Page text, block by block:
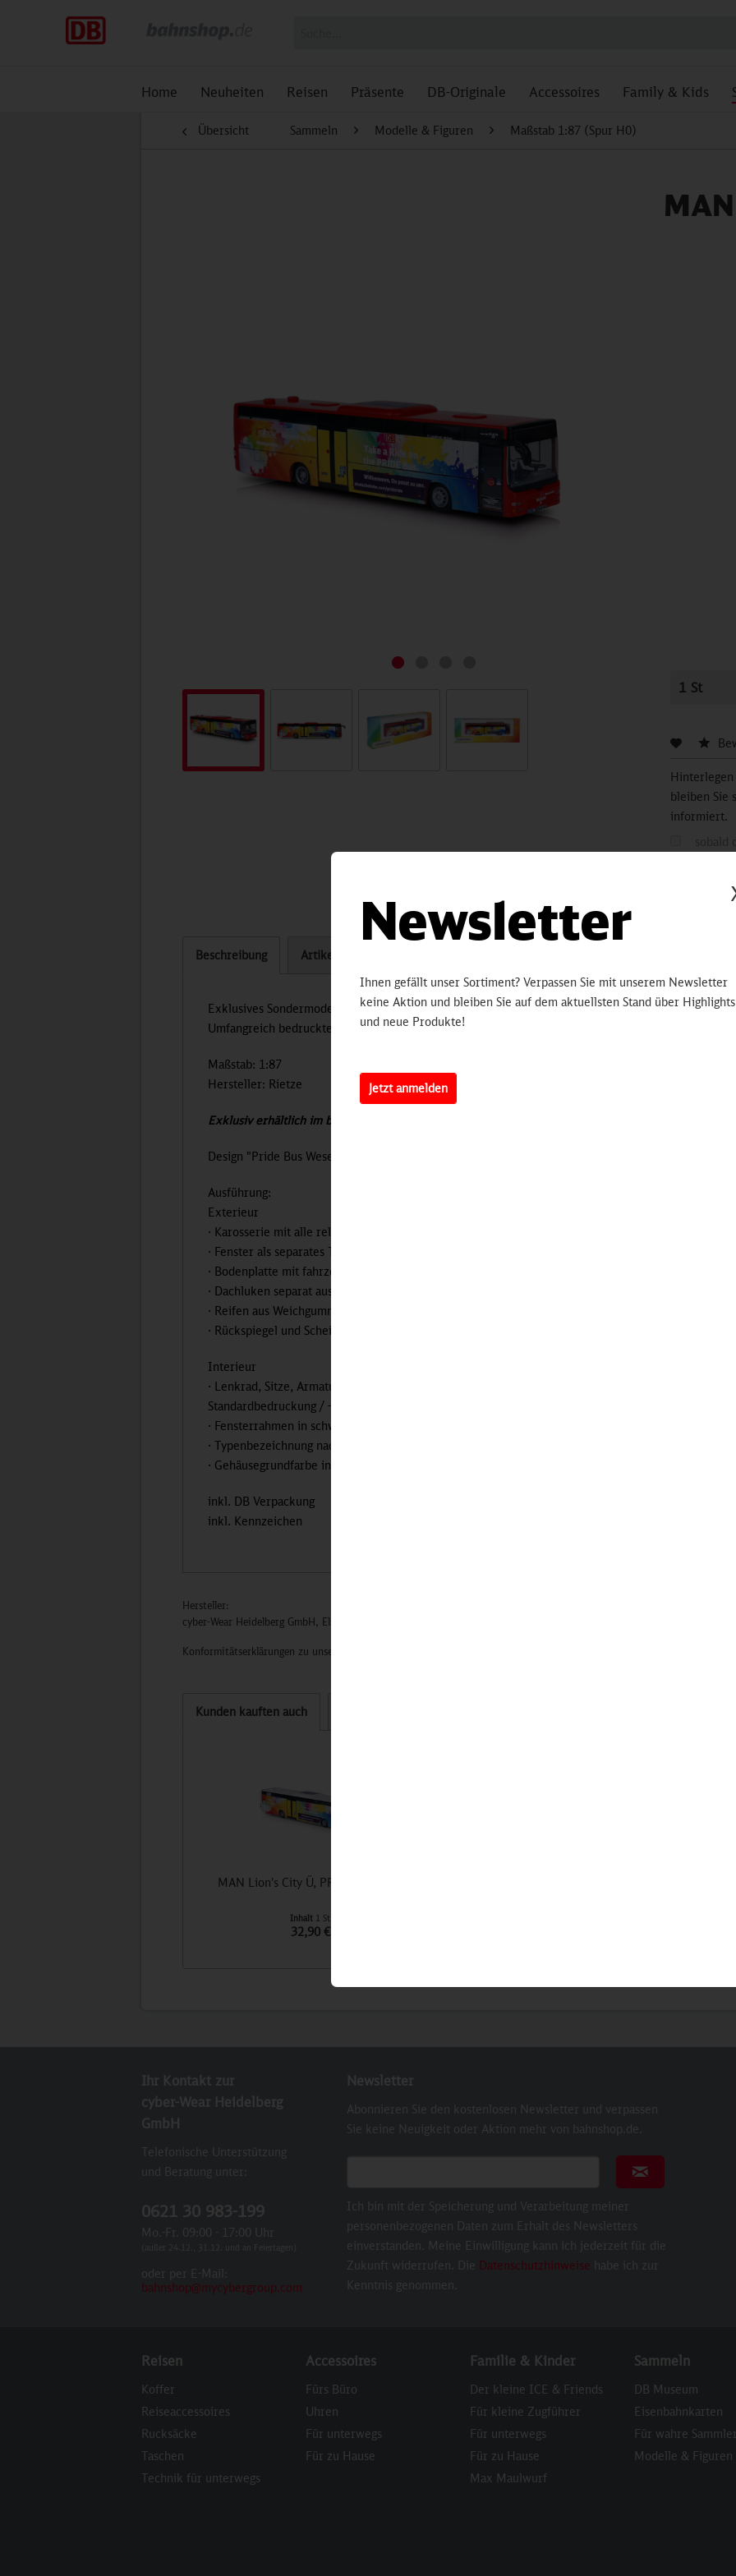
Home Neuheiten Reisen Präsente DB-Originale Accessoires Family & Kids
Übersicht Sammeln Modelle & Figuren Maßstab 1:87 (Spur H0)
Hinterlegen
bleiben Sie
informiert.
Beschreibung Artikel bewerten
Exklusives Sondermodell eines MAN Lion’s City Stadtbus
Umfangreich bedrucktes Bahnbus-Modellim PRIDE-Design
Maßstab: 1:87
Hersteller: Rietze
Exklusiv erhältlich im bahnshop.de
Design "Pride Bus Weser-Ems-Bus", mit Nummernschild, mit Piktogramme
Ausführung:
Exterieur
· Karosserie mit alle relevanten Gravuren und Lüftungsgittern.
· Fenster als separates Teil bündig mit Karosserie eingesetzt, Fugen und Türrahmen graviert.
· Bodenplatte mit fahrzeugtypischen Gravuren wie Achsen und Gitterrahmen versehen.
· Dachluken separat ausgeführt.
· Reifen aus Weichgummi, Felgen mit und ohne Abdeckungen möglich.
· Rückspiegel und Scheibenwischer mehrteilig ausgeführt, verpackt als Beilegeteil
Interieur
· Lenkrad, Sitze, Armaturenbrett und Trennwände als separate Teile gefertigt und farblich
Standardbedruckung / -lackierung
· Fensterrahmen in schwarz bedruckt.
· Typenbezeichnung nach Originalvorlagen aufgedruckt.
· Gehäusegrundfarbe in Kunststoff Unifarben eingefärbt.
inkl. DB Verpackung
inkl. Kennzeichen
Hersteller:
cyber-Wear Heidelberg GmbH, Elsa-Brändström-Str. 4, 68229 Mannheim, Deutschland, Info@mycybergroup.com,
Konformitätserklärungen zu unseren Produkten finden Sie
Kunden kauften auch
MAN Lion's City Ü, PRIDE Bus RBB
Inhalt 1 St
32,90 €
Ihr Kontakt zur
cyber-Wear Heidelberg
GmbH
Telefonische Unterstützung
und Beratung unter:
0621 30 983-199
Mo.-Fr. 09:00 - 17:00 Uhr
(außer 24.12., 31.12. und an Feiertagen)
oder per E-Mail:
bahnshop@mycybergroup.com
Newsletter
Abonnieren Sie den kostenlosen Newsletter und verpassen
Sie keine Neuigkeit oder Aktion mehr von bahnshop.de.
Newsletter
Ich bin mit der Speicherung und Verarbeitung meiner
personenbezogenen Daten zum Erhalt des Newsletters
einverstanden. Meine Einwilligung kann ich jederzeit für die
Zukunft widerrufen. Die Datenschutzhinweise habe ich zur
Kenntnis genommen.
Reisen
Koffer
Reiseaccessoires
Rucksäcke
Taschen
Technik für unterwegs
Accessoires
Fürs Büro
Uhren
Für unterwegs
Für zu Hause
Familie & Kinder
Der kleine ICE & Friends
Für kleine Zugführer
Für unterwegs
Für zu Hause
Max Maulwurf
Sammeln
DB Museum
Eisenbahnkarten
Für wahre
Modelle & Figuren
Newsletter
Ihnen gefällt unser Sortiment? Verpassen Sie mit unserem Newsletter
keine Aktion und bleiben Sie auf dem aktuellsten Stand über Highlights
und neue Produkte!
Jetzt anmelden